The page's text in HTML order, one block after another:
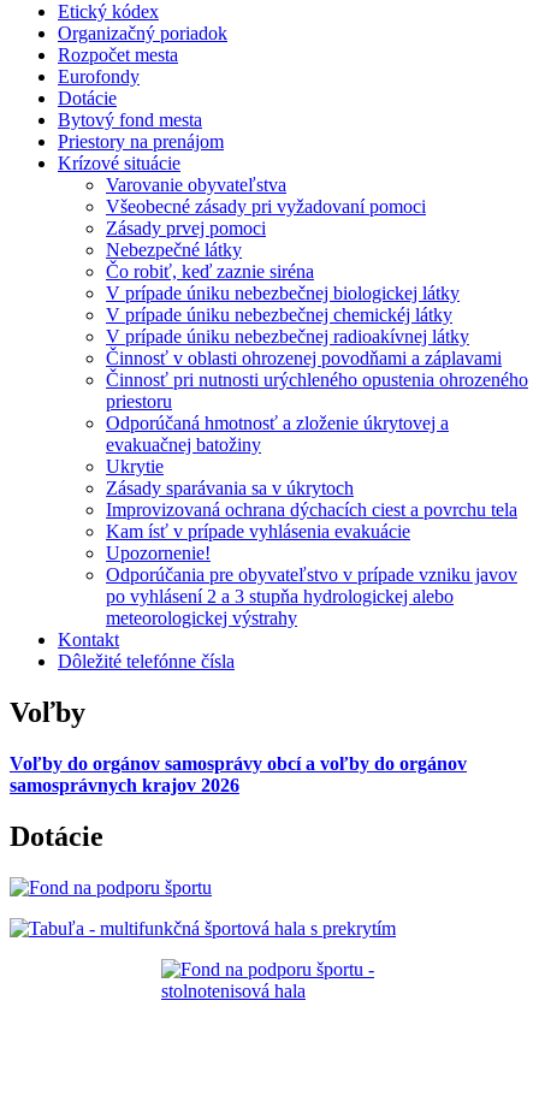
Etický kódex
Organizačný poriadok
Rozpočet mesta
Eurofondy
Dotácie
Bytový fond mesta
Priestory na prenájom
Krízové situácie
Varovanie obyvateľstva
Všeobecné zásady pri vyžadovaní pomoci
Zásady prvej pomoci
Nebezpečné látky
Čo robiť, keď zaznie siréna
V prípade úniku nebezbečnej biologickej látky
V prípade úniku nebezbečnej chemickéj látky
V prípade úniku nebezbečnej radioakívnej látky
Činnosť v oblasti ohrozenej povodňami a záplavami
Činnosť pri nutnosti urýchleného opustenia ohrozeného
priestoru
Odporúčaná hmotnosť a zloženie úkrytovej a
evakuačnej batožiny
Ukrytie
Zásady sparávania sa v úkrytoch
Improvizovaná ochrana dýchacích ciest a povrchu tela
Kam ísť v prípade vyhlásenia evakuácie
Upozornenie!
Odporúčania pre obyvateľstvo v prípade vzniku javov
po vyhlásení 2 a 3 stupňa hydrologickej alebo
meteorologickej výstrahy
Kontakt
Dôležité telefónne čísla
Voľby
Voľby do orgánov samosprávy obcí a voľby do orgánov
samosprávnych krajov 2026
Dotácie